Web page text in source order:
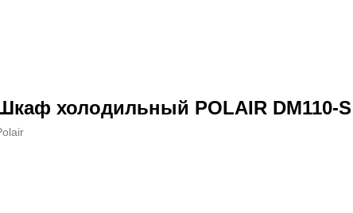
холодильный POLAIR DM110-S